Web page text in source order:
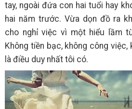
tay, ngoài đứa con hai tuổi hay
hai năm trước. Vừa dọn đồ ra
cho nghỉ việc vì một hiểu lầm
Không tiền bạc, không công việc,
là điều duy nhất tôi có.